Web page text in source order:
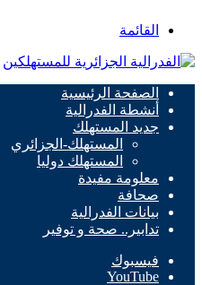
القائمة
الصفحة الرئيسية
أنشطة الفدرالية
جديد المستهلك
المستهلك-الجزائري
المستهلك دوليا
معلومة مفيدة
صحافة
بيانات الفدرالية
تدابير.. صحة و توفير
فيسبوك
‫YouTube